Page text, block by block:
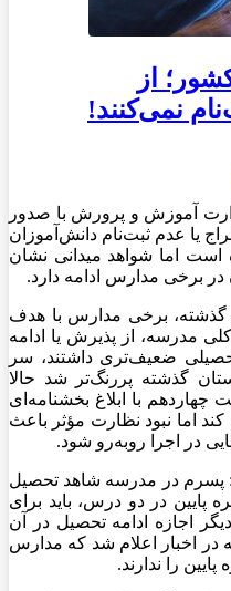
از
نمی‌کنند!
آموزش و پرورش با صدور
یا عدم ثبت‌نام دانش‌آموزان
است اما شواهد میدانی نشان
برخی مدارس ادامه دارد.
برخی مدارس با هدف
مدرسه، از پذیرش یا ادامه
ضعیف‌تری داشتند، سر
گذشته پررنگ‌تر شد حالا
با ابلاغ بخشنامه‌ای
اما نبود نظارت مؤثر باعث
در اجرا روبه‌رو شود.
پسرم در مدرسه شاهد تحصیل
پایین در دو درس، باید برای
اجازه ادامه تحصیل در آن
در اخبار اعلام شد که مدارس
را ندارند.